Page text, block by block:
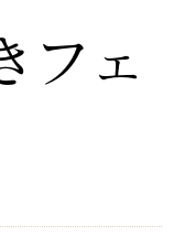
フェ